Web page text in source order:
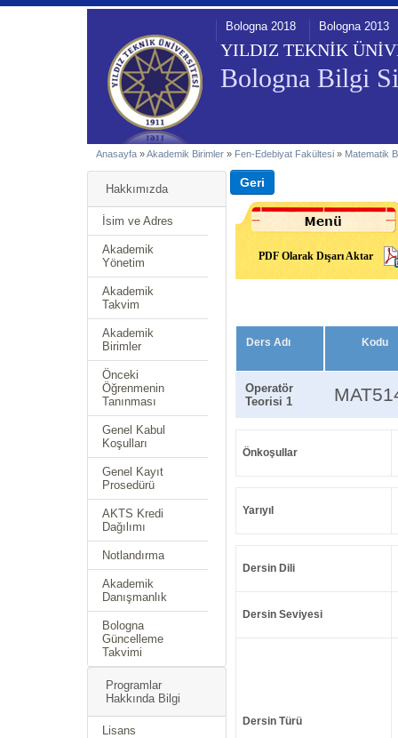
YILDIZ TEKNİK
Bologna Bilgi
Bologna 2018 Bologna 2013
Anasayfa »Akademik Birimler » Fen-Edebiyat Fakültesi » Matematik
Hakkımızda
İsim ve Adres
Akademik
Yönetim
Akademik
Takvim
Akademik
Birimler
Önceki
Öğrenmenin
Tanınması
Genel Kabul
Koşulları
Genel Kayıt
Prosedürü
AKTS Kredi
Dağılımı
Notlandırma
Akademik
Danışmanlık
Bologna
Güncelleme
Takvimi
Programlar
Hakkında Bilgi
Lisans
PDF Olarak Dışarı Aktar
Ders Adı Kodu
Operatör
Teorisi 1
Önkoşullar
Yarıyıl
Dersin Dili
Dersin Seviyesi
Dersin Türü